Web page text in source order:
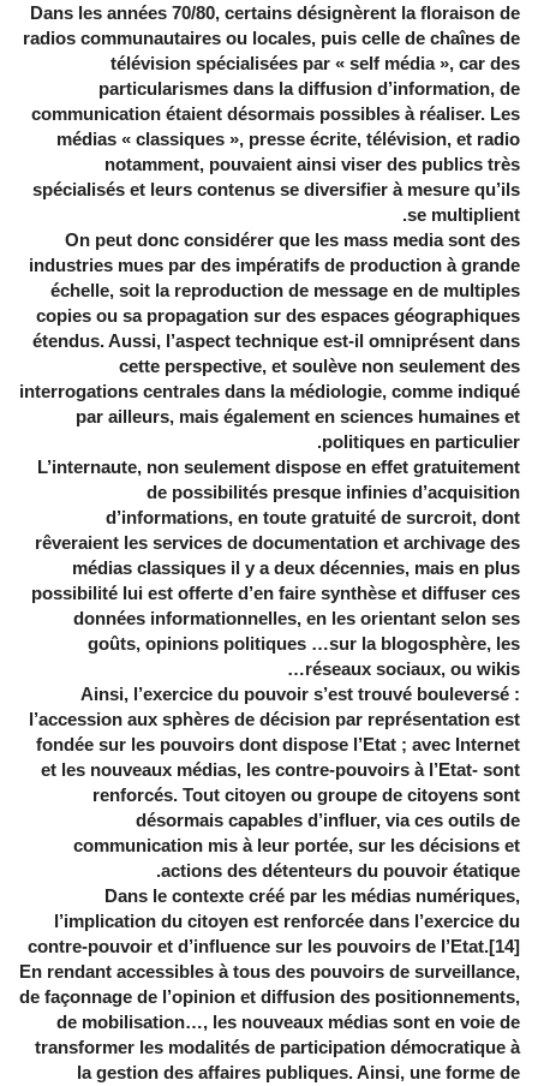
Dans les années 70/80, certains désignèrent la floraison de
radios communautaires ou locales, puis celle de chaînes de
télévision spécialisées par « self média », car des
particularismes dans la diffusion d’information, de
communication étaient désormais possibles à réaliser. Les
médias « classiques », presse écrite, télévision, et radio
notamment, pouvaient ainsi viser des publics très
spécialisés et leurs contenus se diversifier à mesure qu’ils
se multiplient.
On peut donc considérer que les mass media sont des
industries mues par des impératifs de production à grande
échelle, soit la reproduction de message en de multiples
copies ou sa propagation sur des espaces géographiques
étendus. Aussi, l’aspect technique est-il omniprésent dans
cette perspective, et soulève non seulement des
interrogations centrales dans la médiologie, comme indiqué
par ailleurs, mais également en sciences humaines et
politiques en particulier.
L’internaute, non seulement dispose en effet gratuitement
de possibilités presque infinies d’acquisition
d’informations, en toute gratuité de surcroit, dont
rêveraient les services de documentation et archivage des
médias classiques il y a deux décennies, mais en plus
possibilité lui est offerte d’en faire synthèse et diffuser ces
données informationnelles, en les orientant selon ses
goûts, opinions politiques …sur la blogosphère, les
réseaux sociaux, ou wikis…
Ainsi, l’exercice du pouvoir s’est trouvé bouleversé :
l’accession aux sphères de décision par représentation est
fondée sur les pouvoirs dont dispose l’Etat ; avec Internet
et les nouveaux médias, les contre-pouvoirs à l’Etat- sont
renforcés. Tout citoyen ou groupe de citoyens sont
désormais capables d’influer, via ces outils de
communication mis à leur portée, sur les décisions et
actions des détenteurs du pouvoir étatique.
Dans le contexte créé par les médias numériques,
l’implication du citoyen est renforcée dans l’exercice du
contre-pouvoir et d’influence sur les pouvoirs de l’Etat.[14]
En rendant accessibles à tous des pouvoirs de surveillance,
de façonnage de l’opinion et diffusion des positionnements,
de mobilisation…, les nouveaux médias sont en voie de
transformer les modalités de participation démocratique à
la gestion des affaires publiques. Ainsi, une forme de